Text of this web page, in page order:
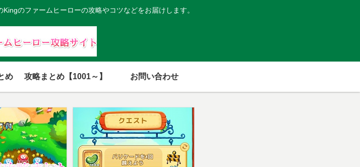
のファームヒーローの攻略やコツなどをお届けします。
め 攻略まとめ【1001～】 お問い合わせ